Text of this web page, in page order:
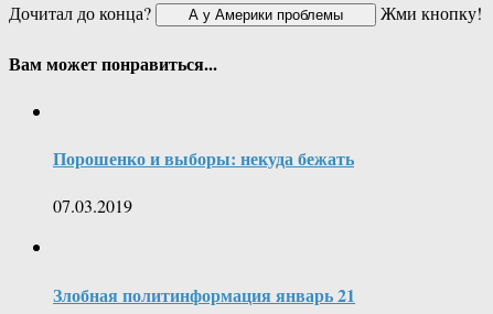
Дочитал до конца?
Жми кнопку!
Вам может понравиться...
Порошенко и выборы: некуда бежать
07.03.2019
Злобная политинформация январь 21